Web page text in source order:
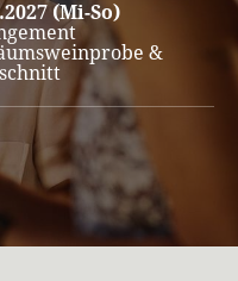
(Mi-So)
&